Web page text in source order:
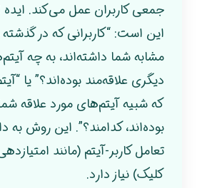
جمعی کاربران عمل می‌کند.
این است: “کاربرانی که در
مشابه شما داشته‌اند، به چه
دیگری علاقه‌مند بوده‌اند؟” یا
که شبیه آیتم‌های مورد علاقه
بوده‌اند، کدامند؟”. این روش به
تعامل کاربر-آیتم (مانند
کلیک) نیاز دارد.